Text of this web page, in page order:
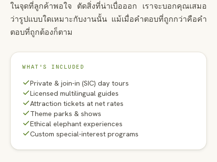
ในจุดที่ลูกค้าพอใจ ตัดสิ่งที่น่าเบื่อออก เราจะบอกคุณเสมอ
ว่ารูปแบบใดเหมาะกับงานนั้น แม้เมื่อคำตอบที่ถูกกว่าคือคำ
ตอบที่ถูกต้องก็ตาม
WHAT'S INCLUDED
Private & join-in (SIC) day tours
Licensed multilingual guides
Attraction tickets at net rates
Theme parks & shows
Ethical elephant experiences
Custom special-interest programs